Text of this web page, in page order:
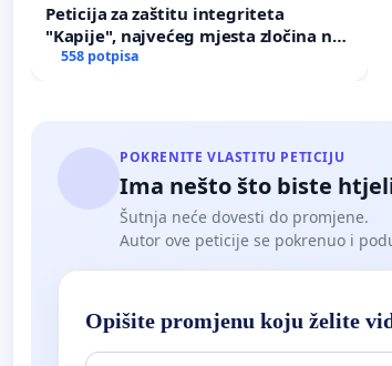
Peticija za zaštitu integriteta
"Kapije", najvećeg mjesta zločina nad
mladima u historiji grada Tuzla
558 potpisa
POKRENITE VLASTITU PETICIJU
Ima nešto što biste
Šutnja neće dovesti do promjene.
Autor ove peticije se pokrenuo i
Opišite promjenu koju želite